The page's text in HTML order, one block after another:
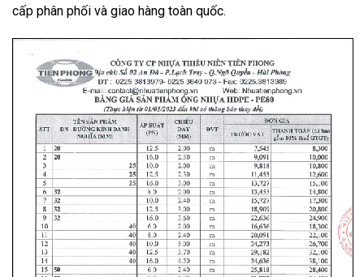
cấp phân phối và giao hàng toàn quốc.